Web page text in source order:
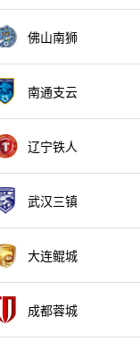
佛山南狮
南通支云
辽宁铁人
武汉三镇
大连鲲城
成都蓉城